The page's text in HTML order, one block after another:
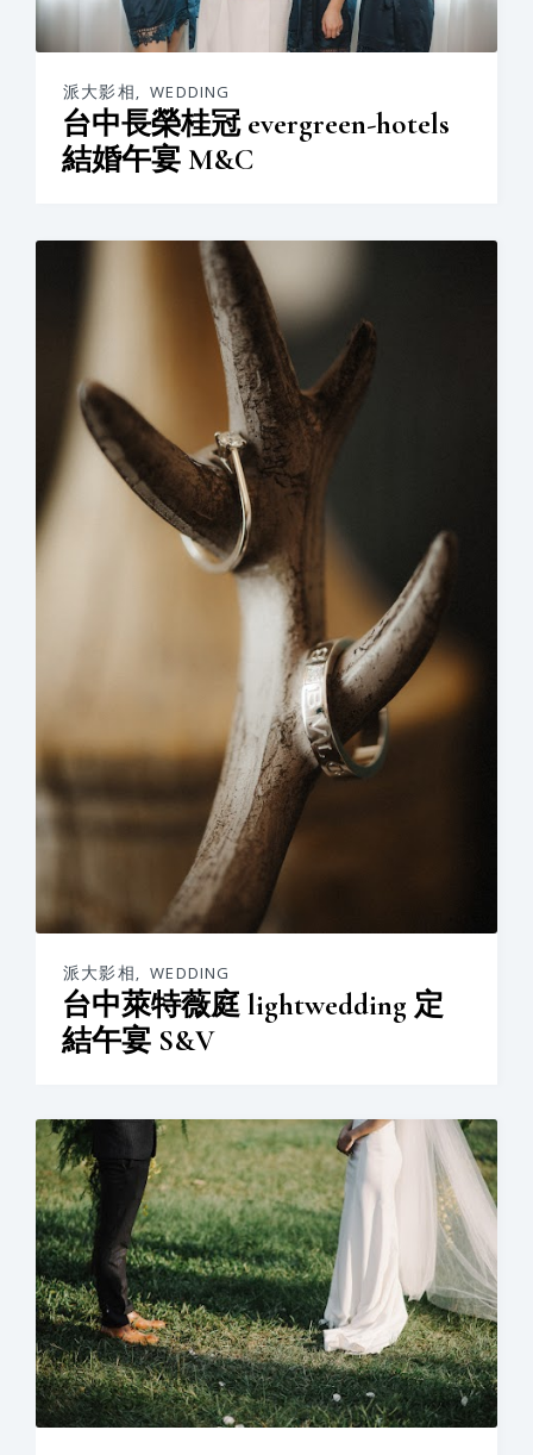
派大影相, WEDDING
台中長榮桂冠 evergreen-hotels
結婚午宴 M&C
派大影相, WEDDING
台中萊特薇庭 lightwedding 定
結午宴 S&V